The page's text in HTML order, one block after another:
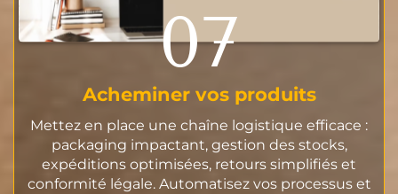
07
Acheminer vos produits
Mettez en place une chaîne logistique efficace :
packaging impactant, gestion des stocks,
expéditions optimisées, retours simplifiés et
conformité légale. Automatisez vos processus et